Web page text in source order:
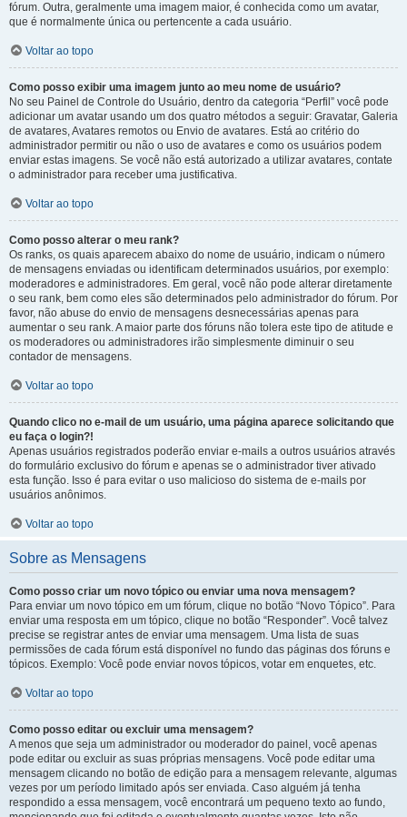
fórum. Outra, geralmente uma imagem maior, é conhecida como um avatar,
que é normalmente única ou pertencente a cada usuário.
Voltar ao topo
Como posso exibir uma imagem junto ao meu nome de usuário?
No seu Painel de Controle do Usuário, dentro da categoria “Perfil” você pode
adicionar um avatar usando um dos quatro métodos a seguir: Gravatar, Galeria
de avatares, Avatares remotos ou Envio de avatares. Está ao critério do
administrador permitir ou não o uso de avatares e como os usuários podem
enviar estas imagens. Se você não está autorizado a utilizar avatares, contate
o administrador para receber uma justificativa.
Voltar ao topo
Como posso alterar o meu rank?
Os ranks, os quais aparecem abaixo do nome de usuário, indicam o número
de mensagens enviadas ou identificam determinados usuários, por exemplo:
moderadores e administradores. Em geral, você não pode alterar diretamente
o seu rank, bem como eles são determinados pelo administrador do fórum. Por
favor, não abuse do envio de mensagens desnecessárias apenas para
aumentar o seu rank. A maior parte dos fóruns não tolera este tipo de atitude e
os moderadores ou administradores irão simplesmente diminuir o seu
contador de mensagens.
Voltar ao topo
Quando clico no e-mail de um usuário, uma página aparece solicitando que
eu faça o login?!
Apenas usuários registrados poderão enviar e-mails a outros usuários através
do formulário exclusivo do fórum e apenas se o administrador tiver ativado
esta função. Isso é para evitar o uso malicioso do sistema de e-mails por
usuários anônimos.
Voltar ao topo
Sobre as Mensagens
Como posso criar um novo tópico ou enviar uma nova mensagem?
Para enviar um novo tópico em um fórum, clique no botão “Novo Tópico”. Para
enviar uma resposta em um tópico, clique no botão “Responder”. Você talvez
precise se registrar antes de enviar uma mensagem. Uma lista de suas
permissões de cada fórum está disponível no fundo das páginas dos fóruns e
tópicos. Exemplo: Você pode enviar novos tópicos, votar em enquetes, etc.
Voltar ao topo
Como posso editar ou excluir uma mensagem?
A menos que seja um administrador ou moderador do painel, você apenas
pode editar ou excluir as suas próprias mensagens. Você pode editar uma
mensagem clicando no botão de edição para a mensagem relevante, algumas
vezes por um período limitado após ser enviada. Caso alguém já tenha
respondido a essa mensagem, você encontrará um pequeno texto ao fundo,